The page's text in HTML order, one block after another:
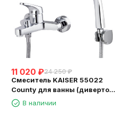
11 020 ₽24 250 ₽
Смеситель KAISER 55022
County для ванны (дивертор
6002)В наличии